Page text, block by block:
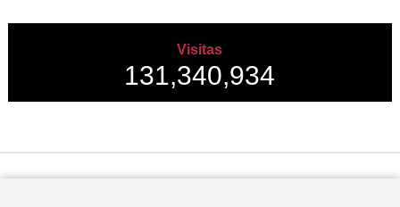
Visitas
131,340,934